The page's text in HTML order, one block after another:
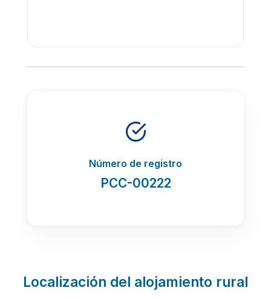
Número de registro
PCC-00222
Localización del alojamiento rural